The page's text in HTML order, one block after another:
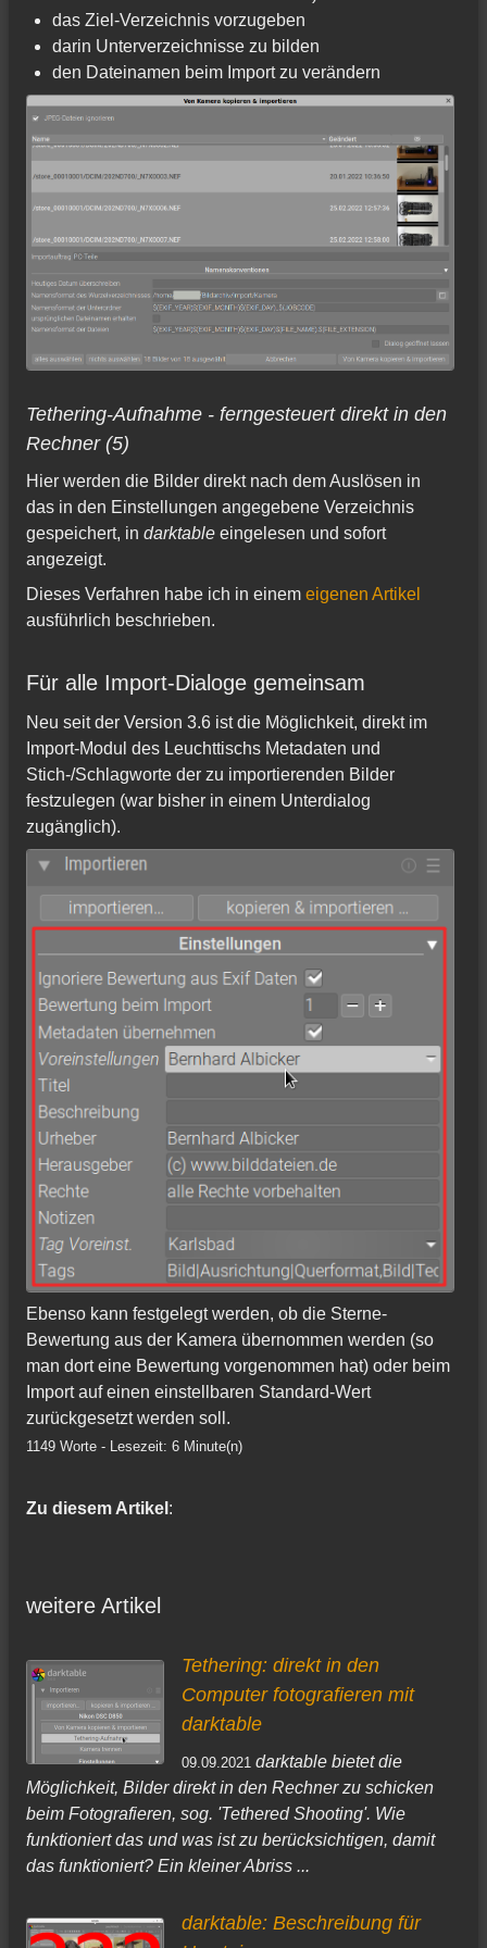
das Ziel-Verzeichnis vorzugeben
darin Unterverzeichnisse zu bilden
den Dateinamen beim Import zu verändern
Tethering-Aufnahme - ferngesteuert direkt in den
Rechner (5)
Hier werden die Bilder direkt nach dem Auslösen in
das in den Einstellungen angegebene Verzeichnis
gespeichert, in darktable eingelesen und sofort
angezeigt.
Dieses Verfahren habe ich in einem eigenen Artikel
ausführlich beschrieben.
Für alle Import-Dialoge gemeinsam
Neu seit der Version 3.6 ist die Möglichkeit, direkt im
Import-Modul des Leuchttischs Metadaten und
Stich-/Schlagworte der zu importierenden Bilder
festzulegen (war bisher in einem Unterdialog
zugänglich).
Ebenso kann festgelegt werden, ob die Sterne-
Bewertung aus der Kamera übernommen werden (so
man dort eine Bewertung vorgenommen hat) oder beim
Import auf einen einstellbaren Standard-Wert
zurückgesetzt werden soll.
1149 Worte - Lesezeit: 6 Minute(n)
Zu diesem Artikel :
weitere Artikel
Tethering: direkt in den
Computer fotografieren mit
darktable
09.09.2021 darktable bietet die
Möglichkeit, Bilder direkt in den Rechner zu schicken
beim Fotografieren, sog. 'Tethered Shooting'. Wie
funktioniert das und was ist zu berücksichtigen, damit
das funktioniert? Ein kleiner Abriss ...
darktable: Beschreibung für